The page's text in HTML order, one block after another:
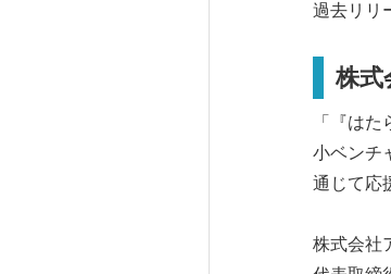
過去リリ
株式
「『は
小ベンチ
通じて応
株式会社